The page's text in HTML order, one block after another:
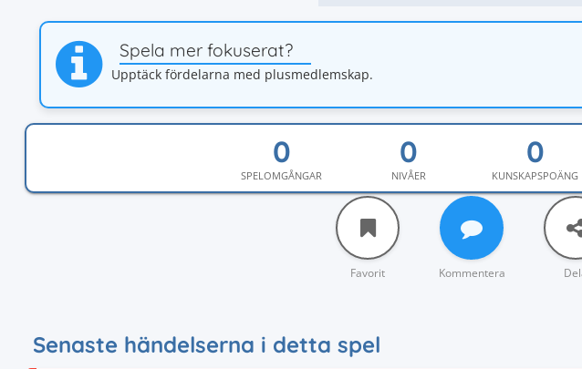
Spela mer fokuserat?
Upptäck fördelarna med plusmedlemskap.
SPELOMGÅNGAR NIVÅER KUNSKAPSPOÄNG
Favorit Kommentera
Senaste händelserna i detta spel